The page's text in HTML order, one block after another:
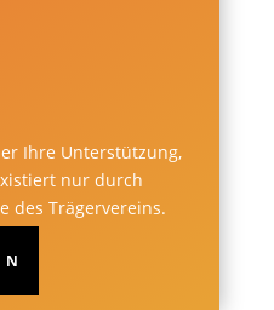
Ihre Unterstützung,
nur durch
des Trägervereins.